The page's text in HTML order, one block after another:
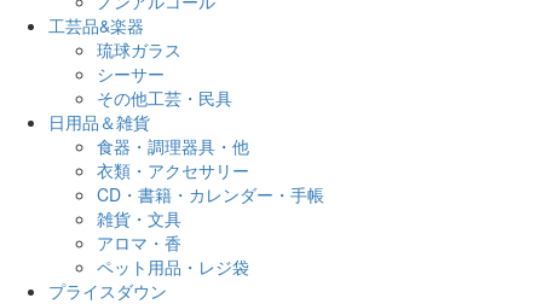
工芸品&楽器
琉球ガラス
シーサー
その他工芸・民具
日用品＆雑貨
食器・調理器具・他
衣類・アクセサリー
CD・書籍・カレンダー・手帳
雑貨・文具
アロマ・香
ペット用品・レジ袋
プライスダウン